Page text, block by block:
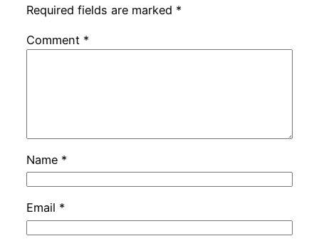
Required fields are marked *
Comment *
Name *
Email *